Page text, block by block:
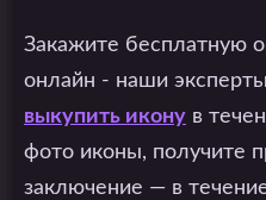
Закажите бесплатную
онлайн - наши
выкупить икону в
фото иконы, получите
заключение — в